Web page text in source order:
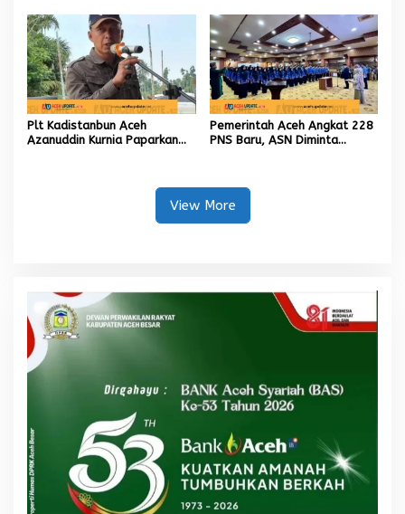
Plt Kadistanbun Aceh
Azanuddin Kurnia Paparkan
Pemerintah Aceh Angkat 228
PNS Baru, ASN Diminta
View More